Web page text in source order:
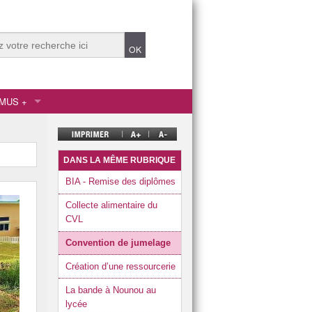
Relation Client
+
secondaire
supérieur
DANS LA MÊME RUBRIQUE
BIA - Remise des diplômes
Collecte alimentaire du
CVL
Convention de jumelage
Création d’une ressourcerie
La bande à Nounou au
lycée